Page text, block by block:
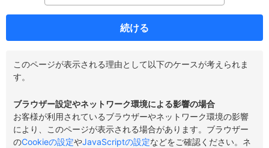
続ける
このページが表示される理由として以下のケースが考えられま
す。
ブラウザー設定やネットワーク環境による影響の場合
お客様が利用されているブラウザーやネットワーク環境の影響
により、このページが表示される場合があります。ブラウザー
のCookieの設定やJavaScriptの設定などをご確認ください。ネ